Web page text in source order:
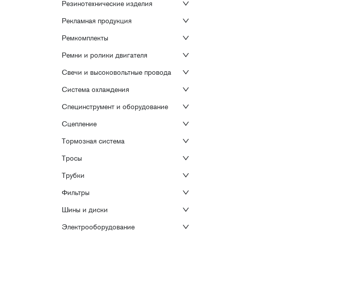
Резинотехнические изделия
Рекламная продукция
Ремкомплекты
Ремни и ролики двигателя
Свечи и высоковольтные провода
Система охлаждения
Специнструмент и оборудование
Сцепление
Тормозная система
Тросы
Трубки
Фильтры
Шины и диски
Электрооборудование